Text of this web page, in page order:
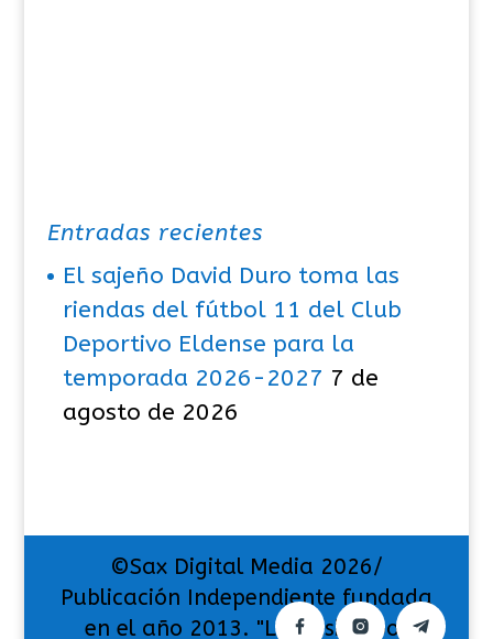
Entradas recientes
El sajeño David Duro toma las
riendas del fútbol 11 del Club
Deportivo Eldense para la
temporada 2026-2027 7 de
agosto de 2026
©Sax Digital Media 2026/
Publicación Independiente fundada
en el año 2013. "La pasión por